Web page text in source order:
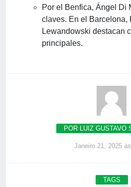
Por el Benfica, Ángel Di
claves. En el Barcelona,
Lewandowski destacan
principales.
POR LUIZ GUSTAVO
Janeiro 21, 2025
TAGS